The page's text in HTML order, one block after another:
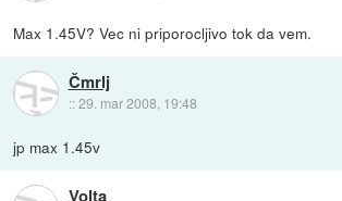
Max 1.45V? Vec ni priporocljivo tok da vem.
Čmrlj
::29. mar 2008, 19:48
jp max 1.45v
Volta